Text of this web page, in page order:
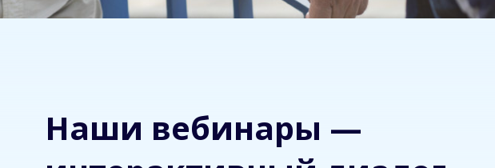
Наши вебинары —